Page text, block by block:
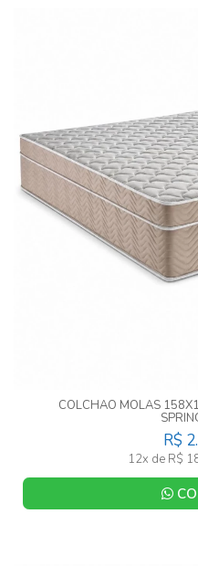
COLCHAO MOLAS
R$
12x de R$